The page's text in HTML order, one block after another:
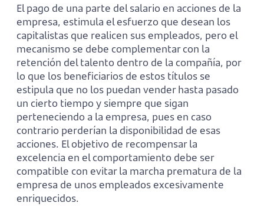
El pago de una parte del salario en acciones de la
empresa, estimula el esfuerzo que desean los
capitalistas que realicen sus empleados, pero el
mecanismo se debe complementar con la
retención del talento dentro de la compañía, por
lo que los beneficiarios de estos títulos se
estipula que no los puedan vender hasta pasado
un cierto tiempo y siempre que sigan
perteneciendo a la empresa, pues en caso
contrario perderían la disponibilidad de esas
acciones. El objetivo de recompensar la
excelencia en el comportamiento debe ser
compatible con evitar la marcha prematura de la
empresa de unos empleados excesivamente
enriquecidos.